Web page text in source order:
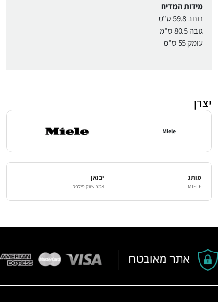
מידות המדיח
רוחב 59.8 ס"מ
גובה 80.5 ס"מ
עומק 55 ס"מ
יצרן
Miele
מותג
MIELE
יבואן
אמצ שיווק פילפס